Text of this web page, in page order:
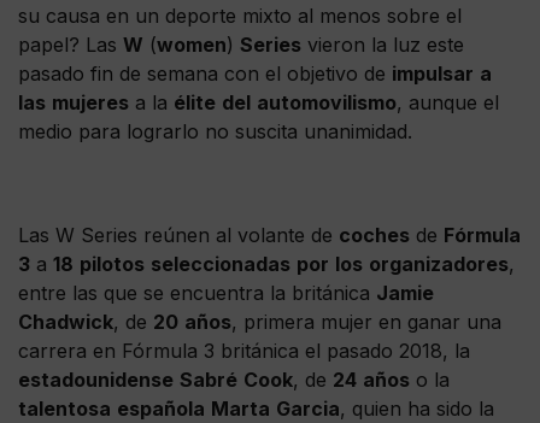
su causa en un deporte mixto al menos sobre el
papel? Las W (women) Series vieron la luz este
pasado fin de semana con el objetivo de impulsar a
las mujeres a la élite del automovilismo, aunque el
medio para lograrlo no suscita unanimidad.
Las W Series reúnen al volante de coches de Fórmula
3 a 18 pilotos seleccionadas por los organizadores,
entre las que se encuentra la británica Jamie
Chadwick, de 20 años, primera mujer en ganar una
carrera en Fórmula 3 británica el pasado 2018, la
estadounidense Sabré Cook, de 24 años o la
talentosa española Marta Garcia, quien ha sido la